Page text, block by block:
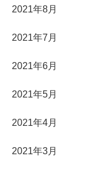
2021年8月
2021年7月
2021年6月
2021年5月
2021年4月
2021年3月